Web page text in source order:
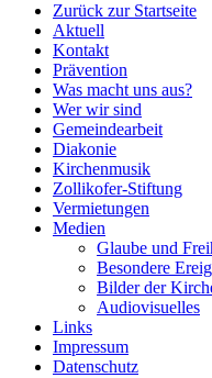
Zurück zur Startseite
Aktuell
Kontakt
Prävention
Was macht uns aus?
Wer wir sind
Gemeindearbeit
Diakonie
Kirchenmusik
Zollikofer-Stiftung
Vermietungen
Medien
Glaube und
Besondere
Bilder der
Audiovisuelles
Links
Impressum
Datenschutz